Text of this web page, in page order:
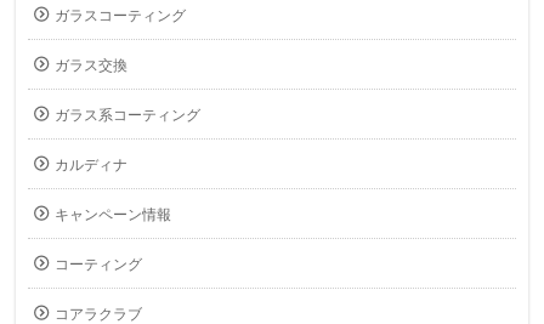
ガラスコーティング
ガラス交換
ガラス系コーティング
カルディナ
キャンペーン情報
コーティング
コアラクラブ